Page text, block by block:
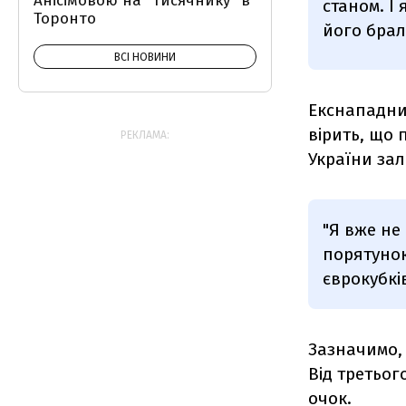
станом. І
його
вірить, що
України
"Я вже не
Зазначимо,
Від
очок.
Торонто
ВСІ НОВИНИ
РЕКЛАМА: